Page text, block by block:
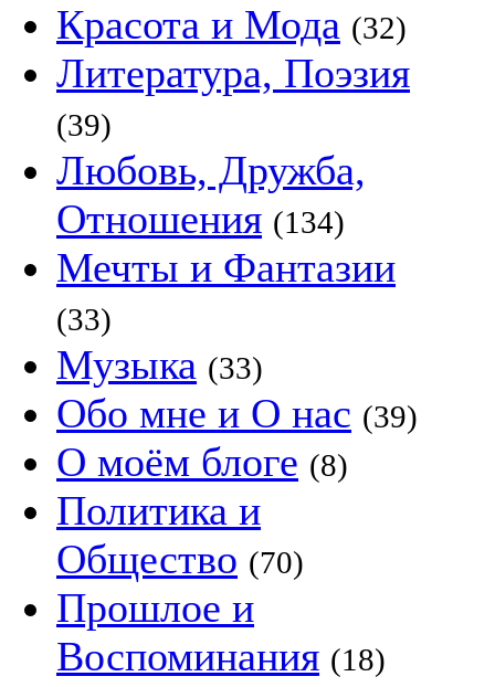
Красота и Мода (32)
Литература, Поэзия
(39)
Любовь, Дружба,
Отношения (134)
Мечты и Фантазии
(33)
Музыка (33)
Обо мне и О нас (39)
О моём блоге (8)
Политика и
Общество (70)
Прошлое и
Воспоминания (18)